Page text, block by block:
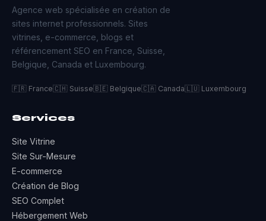
Agence web spécialisée en création de
sites internet professionnels. Sites
vitrines, e-commerce, blogs et
référencement SEO en France, Suisse,
Belgique, Canada et Luxembourg.
🇫🇷 France🇨🇭 Suisse🇧🇪 Belgique🇨🇦 Canada🇱🇺 Luxembourg
Services
Site Vitrine
Site Sur-Mesure
E-commerce
Création de Blog
SEO Complet
Hébergement Web